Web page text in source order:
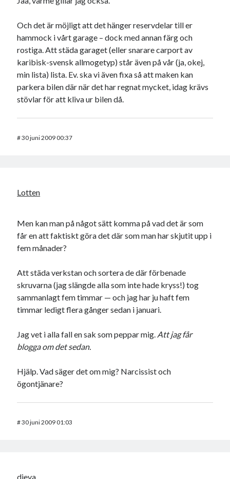
Och det är möjligt att det hänger reservdelar till er
hammock i vårt garage – dock med annan färg och
rostiga. Att städa garaget (eller snarare carport av
karibisk-svensk allmogetyp) står även på vår (ja, okej,
min lista) lista. Ev. ska vi även fixa så att maken kan
parkera bilen där när det har regnat mycket, idag krävs
stövlar för att kliva ur bilen då.
#30 juni 2009 00:37
Lotten
Men kan man på något sätt komma på vad det är som
får en att faktiskt göra det där som man har skjutit upp i
fem månader?
Att städa verkstan och sortera de där förbenade
skruvarna (jag slängde alla som inte hade kryss!) tog
sammanlagt fem timmar — och jag har ju haft fem
timmar ledigt flera gånger sedan i januari.
Jag vet i alla fall en sak som peppar mig. Att jag får
blogga om det sedan.
Hjälp. Vad säger det om mig? Narcissist och
ögontjänare?
#30 juni 2009 01:03
dieva